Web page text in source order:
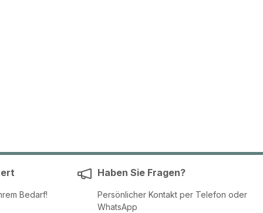
Bedarf!
Haben Sie Fragen?
Persönlicher Kontakt per Telefon oder
WhatsApp